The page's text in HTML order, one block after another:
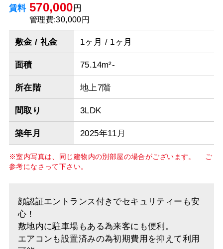
賃料 570,000 円
管理費:30,000円
敷金 / 礼金 1ヶ月 / 1ヶ月
面積 75.14m²-
所在階 地上7階
間取り 3LDK
築年月 2025年11月
※室内写真は、同じ建物内の別部屋の場合がございます。 ご
参考になさって下さい。
顔認証エントランス付きでセキュリティーも安
心！
敷地内に駐車場もある為来客にも便利。
エアコンも設置済みの為初期費用を抑えて利用